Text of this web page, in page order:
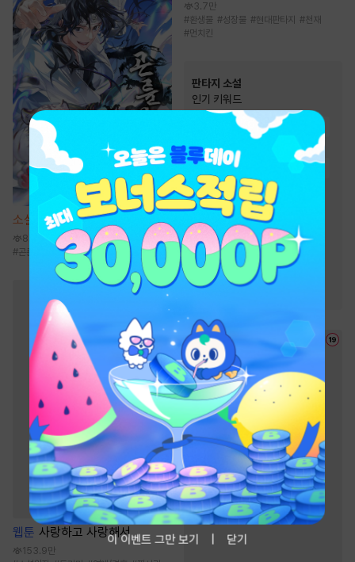
소설 곤륜신기전 [단행본]
8.3만
#곤륜 선협물 #신무협 # 정파
웹툰 사랑하고 사랑해서
153.9만
3.7만
#환생물 #성장물 #현대판타지 #천재
#먼치킨
판타지 소설
인기 키워드
# 재벌물
#경영/기업
#
전문직
이능력
#빙의물 #비장함
#게임시스템 # 복수물
# 스포츠물 # 회귀물
# 차원이동물
전쟁물
#성장물 # 생존물 #
#통쾌함
이 이벤트 그만 보기 닫기